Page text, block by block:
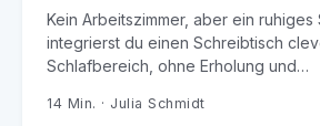
Kein Arbeitszimmer, aber ein ruhiges
integrierst du einen Schreibtisch
Schlafbereich, ohne Erholung und…
14 Min. · Julia Schmidt